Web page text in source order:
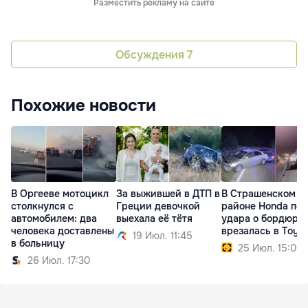
Разместить рекламу на сайте
Обсуждения 7
Похожие новости
В Оргееве мотоцикл
столкнулся с
автомобилем: два
человека доставлены
в больницу
26 Июл. 17:30
За выжившей в ДТП в
Греции девочкой
выехала её тётя
19 Июл. 11:45
В Страшенском
районе Honda
удара о бордюр
врезалась в
25 Июл. 15:00